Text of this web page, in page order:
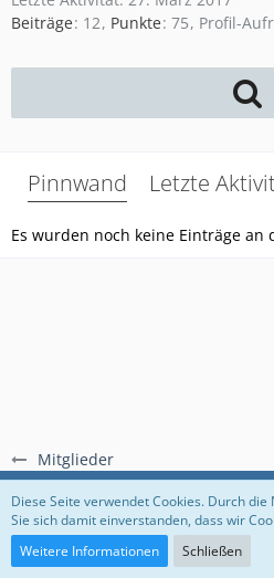
Mitglieder
Beiträge 12 Punkte 75 Profil-
Pinnwand Letzte
Es wurden noch keine Einträge an
Regeln Datenschutzerklärung
Community-Software:
Diese Seite verwendet Cookies. Durch
Sie sich damit einverstanden, dass wir
Weitere Informationen
Schließen